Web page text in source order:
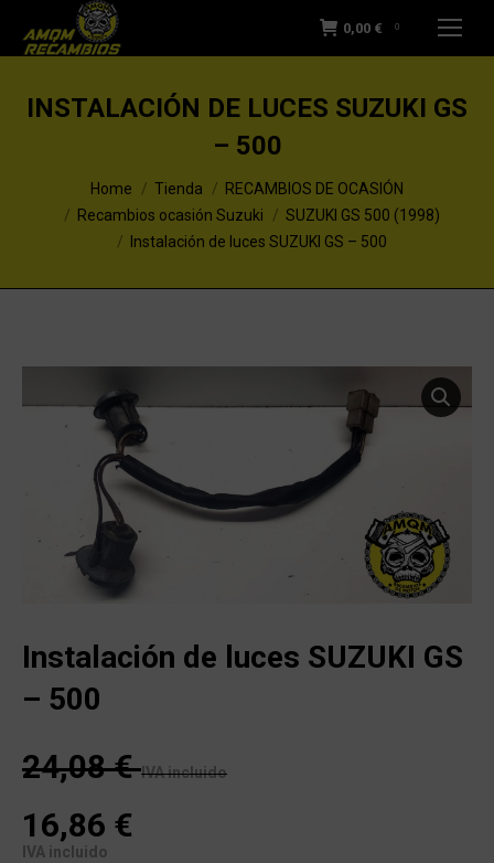
0,00 € 0
INSTALACIÓN DE LUCES SUZUKI GS
– 500
You are here:Home Tienda
RECAMBIOS DE OCASIÓN
Recambios ocasión Suzuki
SUZUKI GS 500 (1998)
Instalación de luces SUZUKI GS – 500
Instalación de luces SUZUKI GS
– 500
24,08€ IVA incluido
16,86 €
IVA incluido